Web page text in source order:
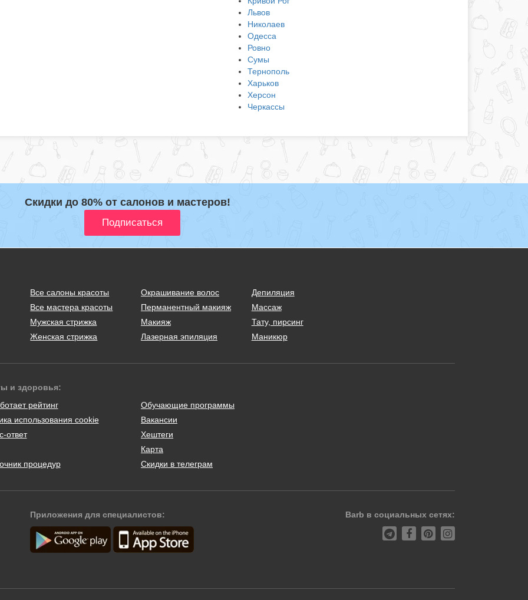
Львов
Николаев
Одесса
Ровно
Сумы
Тернополь
Харьков
Херсон
Черкассы
Скидки до 80% от салонов и мастеров!
Все салоны красоты
Все мастера красоты
Мужская стрижка
Женская стрижка
Окрашивание волос
Перманентный макияж
Макияж
Лазерная эпиляция
Депиляция
Массаж
Тату, пирсинг
Маникюр
и здоровья:
рейтинг
использования cookie
ответ
процедур
Обучающие программы
Вакансии
Хештеги
Карта
Скидки в телеграм
Приложения для специалистов: Barb в социальных сетях: